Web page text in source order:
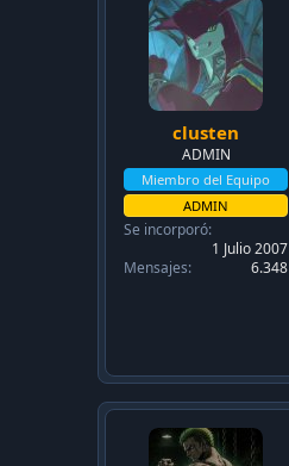
m
e
p
u
b
l
i
c
a
c
i
ó
n
clusten
ADMIN
Miembro del Equipo
ADMIN
Se incorporó
1 Julio 2007
Mensajes
6.348